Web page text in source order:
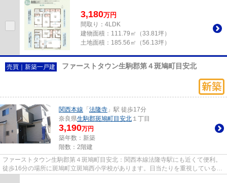
3,180万円
間取り：4LDK
建物面積： 111.79㎡（33.81坪）
土地面積： 185.56㎡（56.13坪）
売買｜新築一戸建 ファーストタウン生駒郡第４斑鳩町目安北
関西本線 「 法隆寺 」駅 徒歩17分
奈良県生駒郡斑鳩町目安北 １丁目
3,190万円
築年数：新築
階数：2階建
ファーストタウン生駒郡第４斑鳩町目安北：関西本線法隆寺駅にも近くて便利。
徒歩16分の場所に斑鳩町立斑鳩西小学校があります。日当たりを重視している方